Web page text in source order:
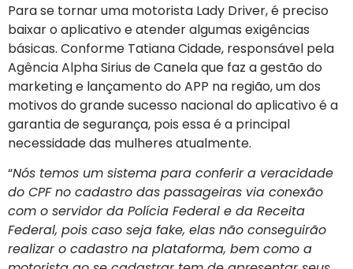
Para se tornar uma motorista Lady Driver, é preciso
baixar o aplicativo e atender algumas exigências
básicas. Conforme Tatiana Cidade, responsável pela
Agência Alpha Sirius de Canela que faz a gestão do
marketing e lançamento do APP na região, um dos
motivos do grande sucesso nacional do aplicativo é a
garantia de segurança, pois essa é a principal
necessidade das mulheres atualmente.
“Nós temos um sistema para conferir a veracidade
do CPF no cadastro das passageiras via conexão
com o servidor da Polícia Federal e da Receita
Federal, pois caso seja fake, elas não conseguirão
realizar o cadastro na plataforma, bem como a